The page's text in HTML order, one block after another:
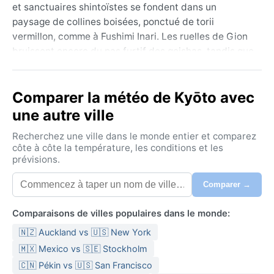
et sanctuaires shintoïstes se fondent dans un
paysage de collines boisées, ponctué de torii
vermillon, comme à Fushimi Inari. Les ruelles de Gion
bruissent encore du pas furtif des geishas, tandis que
et la rivière Kamogawa la traverse d’un fil argenté.
Kyoto est un musée vivant où chaque saison
réinvente la carte postale.
Sous la classification Cfa (subtropical humide), la
ville connaît quatre saisons très marquées. Les étés
sont chauds et lourds, avec des températures autour
de 32°C et un taux d’humidité qui frôle l’écrasant,
mercure descendre parfois sous 0°C la nuit, mais les
journées restent fraîches et ensoleillées. Les pluies
abondantes – environ 1 500 mm par an – culminent en
juin avec la saison des pluies (tsuyu). Pour les
Comparer la météo de Kyōto avec
une autre ville
Recherchez une ville dans le monde entier et comparez
côte à côte la température, les conditions et les
prévisions.
Comparer →
Comparaisons de villes populaires dans le monde:
🇳🇿 Auckland vs 🇺🇸 New York
🇲🇽 Mexico vs 🇸🇪 Stockholm
🇨🇳 Pékin vs 🇺🇸 San Francisco